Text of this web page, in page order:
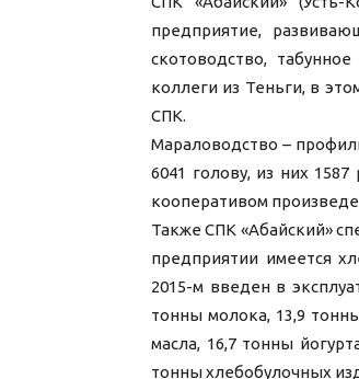
предприятие,
скотоводство,
коллеги из Теньги, в
СПК.
Мараловодство –
6041 голову, из них
кооперативом
Также СПК «Абайский»
предприятии имеется
2015-м введен в
тонны молока, 13,9
масла, 16,7 тонны
тонны хлебобулочных